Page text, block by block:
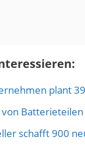
plant
schafft 900